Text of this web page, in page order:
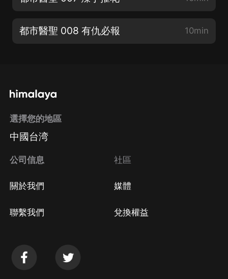
都市醫聖 008 有仇必報 10min
選擇您的地區
中國台湾
公司信息
關於我們
聯繫我們
社區
媒體
兌換權益